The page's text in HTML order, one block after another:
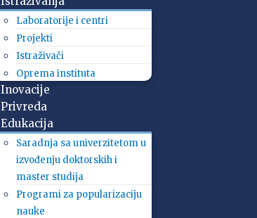
Laboratorije i centri
Projekti
Istraživači
Oprema instituta
Inovacije
Privreda
Edukacija
Saradnja sa univerzitetom u
izvođenju doktorskih i
master studija
Programi za popularizaciju
nauke